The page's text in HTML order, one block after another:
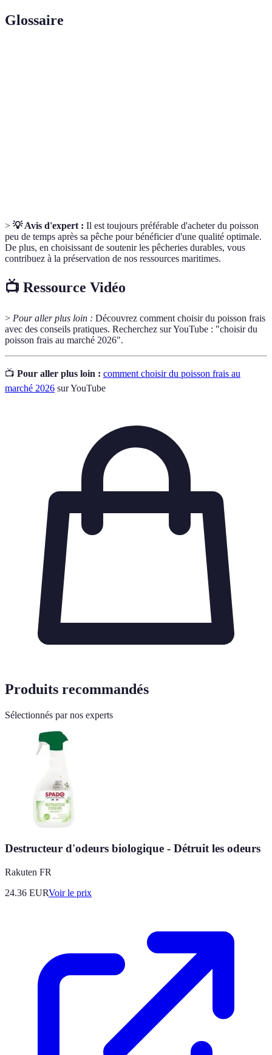
Glossaire
> 💡 Avis d'expert : Il est toujours préférable d'acheter du poisson
peu de temps après sa pêche pour bénéficier d'une qualité optimale.
De plus, en choisissant de soutenir les pêcheries durables, vous
contribuez à la préservation de nos ressources maritimes.
📺 Ressource Vidéo
> Pour aller plus loin : Découvrez comment choisir du poisson frais
avec des conseils pratiques. Recherchez sur YouTube : "choisir du
poisson frais au marché 2026".
📺 Pour aller plus loin : comment choisir du poisson frais au
marché 2026 sur YouTube
Produits recommandés
Sélectionnés par nos experts
Destructeur d'odeurs biologique - Détruit les odeurs
Rakuten FR
24.36 EURVoir le prix